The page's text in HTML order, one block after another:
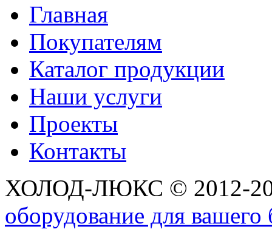
Главная
Покупателям
Каталог продукции
Наши услуги
Проекты
Контакты
ХОЛОД-ЛЮКС © 2012-
оборудование для вашего